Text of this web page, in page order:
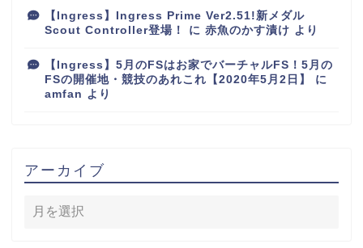
【Ingress】Ingress Prime Ver2.51!新メダル
Scout Controller登場！
に 赤魚のかす漬け より
【Ingress】5月のFSはお家でバーチャルFS！5月の
FSの開催地・競技のあれこれ【2020年5月2日】
に
amfan より
アーカイブ